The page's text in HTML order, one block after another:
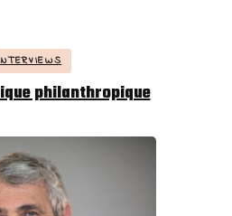
philanthropique